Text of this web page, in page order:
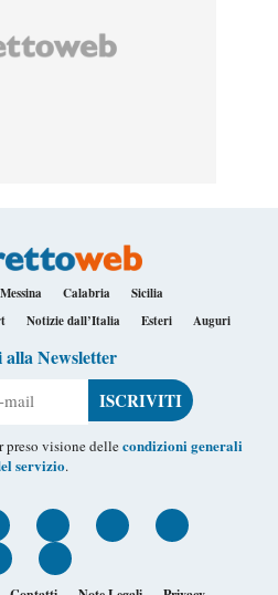
Messina Calabria
Sicilia
Notizie dall’Italia Esteri Auguri
Newsletter
visione dellecondizioni generali
servizio.